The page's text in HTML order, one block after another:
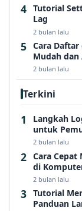
Tutorial
Lag
2 bulan lalu
Cara
Mudah dan
2 bulan lalu
Terkini
Langkah
untuk
2 bulan lalu
Cara
di
2 bulan lalu
Tutorial
Panduan